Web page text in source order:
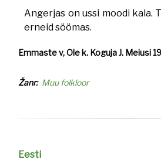
Angerjas on ussi moodi kala.
erneid söömas.
Emmaste v, Ole k. Koguja J. Meiusi
Žanr Muu folkloor
Eesti